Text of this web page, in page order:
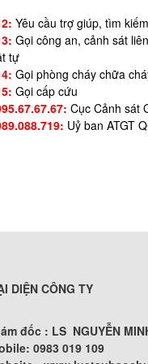
Yêu cầu trợ giúp, tìm
Gọi công an, cảnh sát
tự
Gọi phòng cháy chữa
Gọi cấp cứu
Cục Cảnh sát
Uỷ ban ATGT
DIỆN CÔNG TY
đốc : LS NGUYỄN
0983 019 109